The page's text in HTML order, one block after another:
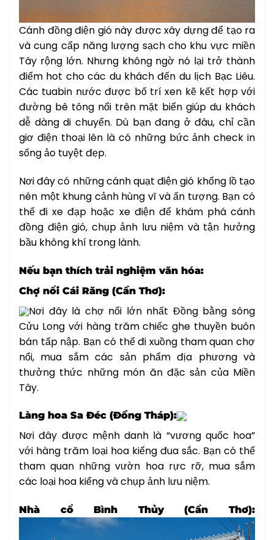
Cánh đồng điện gió này được xây dựng để tạo ra
và cung cấp năng lượng sạch cho khu vực miền
Tây rộng lớn. Nhưng không ngờ nó lại trở thành
điểm hot cho các du khách đến du lịch Bạc Liêu.
Các tuabin nước được bố trí xen kẽ kết hợp với
đường bê tông nổi trên mặt biển giúp du khách
dễ dàng di chuyển. Dù bạn đang ở đâu, chỉ cần
giơ điện thoại lên là có những bức ảnh check in
sống ảo tuyệt đẹp.
Nơi đây có những cánh quạt điện gió khổng lồ tạo
nên một khung cảnh hùng vĩ và ấn tượng. Bạn có
thể đi xe đạp hoặc xe điện để khám phá cánh
đồng điện gió, chụp ảnh lưu niệm và tận hưởng
bầu không khí trong lành.
Nếu bạn thích trải nghiệm văn hóa:
Chợ nổi Cái Răng (Cần Thơ):
Nơi đây là chợ nổi lớn nhất Đồng bằng sông
Cửu Long với hàng trăm chiếc ghe thuyền buôn
bán tấp nập. Bạn có thể đi xuồng tham quan chợ
nổi, mua sắm các sản phẩm địa phương và
thưởng thức những món ăn đặc sản của Miền
Tây.
Làng hoa Sa Đéc (Đồng Tháp):
Nơi đây được mệnh danh là “vương quốc hoa”
với hàng trăm loại hoa kiểng đua sắc. Bạn có thể
tham quan những vườn hoa rực rỡ, mua sắm
các loại hoa kiểng và chụp ảnh lưu niệm.
Nhà cổ Bình Thủy (Cần Thơ):